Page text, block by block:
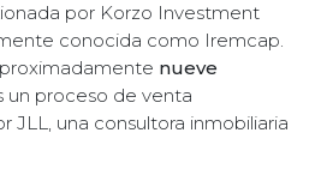
por Korzo Investment
conocida como Iremcap.
nueve
un proceso de venta
JLL, una consultora inmobiliaria